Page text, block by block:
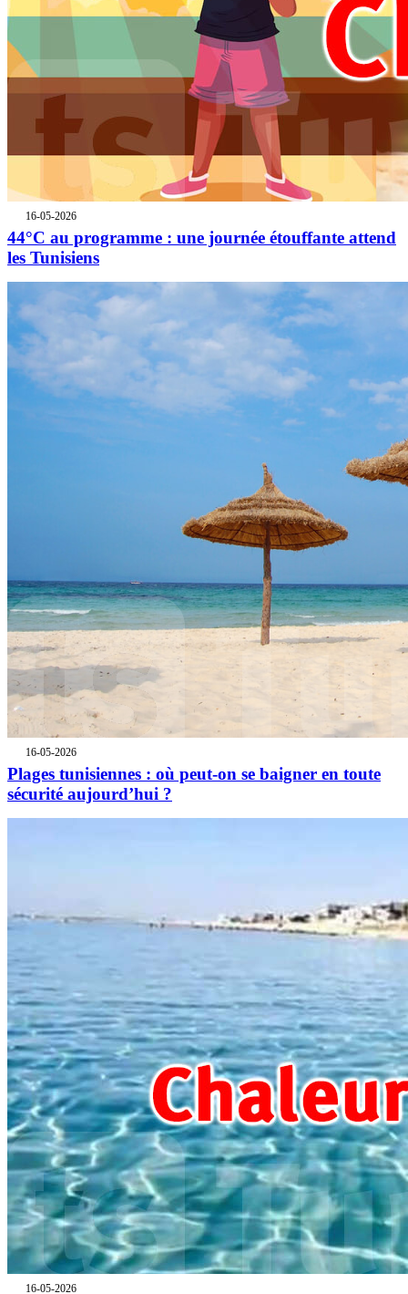
16-05-2026
44°C au programme : une journée étouffante attend
les Tunisiens
16-05-2026
Plages tunisiennes : où peut-on se baigner en toute
sécurité aujourd’hui ?
16-05-2026